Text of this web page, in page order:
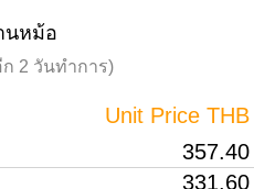
นหม้อ
ก 2 วันทำการ)
Unit Price THB
357.40
331.60